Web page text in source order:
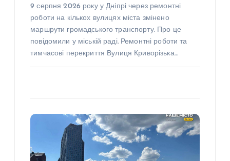
9 серпня 2026 року у Дніпрі через ремонтні
роботи на кількох вулицях міста змінено
маршрути громадського транспорту. Про це
повідомили у міській раді. Ремонтні роботи та
тимчасові перекриття Вулиця Криворізька…